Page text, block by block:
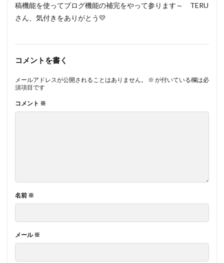
稿機能を使ってブログ機能の補完をやって参ります～ TERU
さん、気付きをありがとう💛
コメントを書く
メールアドレスが公開されることはありません。 ※ が付いている欄は必
須項目です
コメント ※
名前 ※
メール※